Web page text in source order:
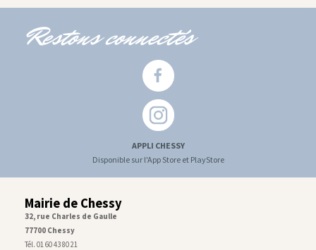
Restons connectés
APPLI CHESSY
Disponible sur l'App Store et PlayStore
Mairie de Chessy
32, rue Charles de Gaulle
77700 Chessy
Tél. 01 60 43 80 21